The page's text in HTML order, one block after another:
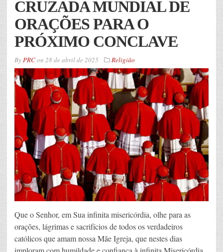
CRUZADA MUNDIAL DE
ORAÇÕES PARA O
PRÓXIMO CONCLAVE
ByPRCon 28 de abril de 2025 Religião
Que o Senhor, em Sua infinita misericórdia, olhe para as
orações, lágrimas e sacrifícios de todos os verdadeiros
católicos que amam nossa Mãe Igreja, que nestes dias